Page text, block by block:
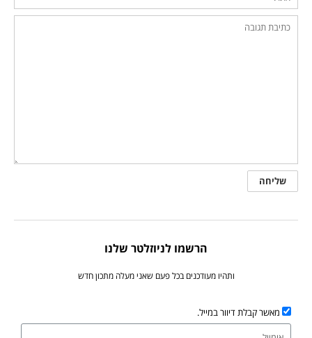
הרשמו לניוזלטר שלנו
ותהיו מעודכנים בכל פעם שאני מעלה מתכון חדש
מאשר קבלת דיוור במייל.